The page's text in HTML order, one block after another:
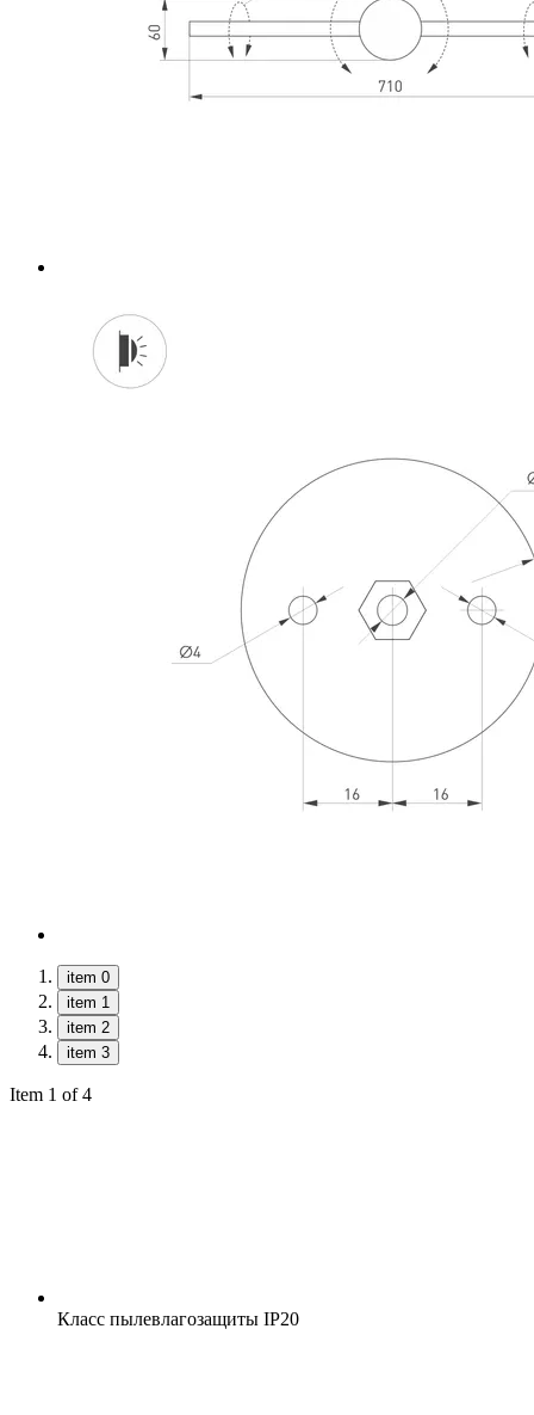
item 0
item 1
item 2
item 3
Item 1 of 4
Класс пылевлагозащиты IP20